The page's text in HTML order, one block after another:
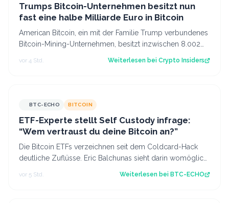
Trumps Bitcoin-Unternehmen besitzt nun
fast eine halbe Milliarde Euro in Bitcoin
American Bitcoin, ein mit der Familie Trump verbundenes
Bitcoin-Mining-Unternehmen, besitzt inzwischen 8.002
vor 4 Std. Weiterlesen bei Crypto Insiders
BTC-ECHO BITCOIN
ETF-Experte stellt Self Custody infrage:
“Wem vertraust du deine Bitcoin an?”
Die Bitcoin ETFs verzeichnen seit dem Coldcard-Hack
deutliche Zuflüsse. Eric Balchunas sieht darin womöglich
einen Vertrauensgewinn. Source:…
vor 5 Std. Weiterlesen bei BTC-ECHO